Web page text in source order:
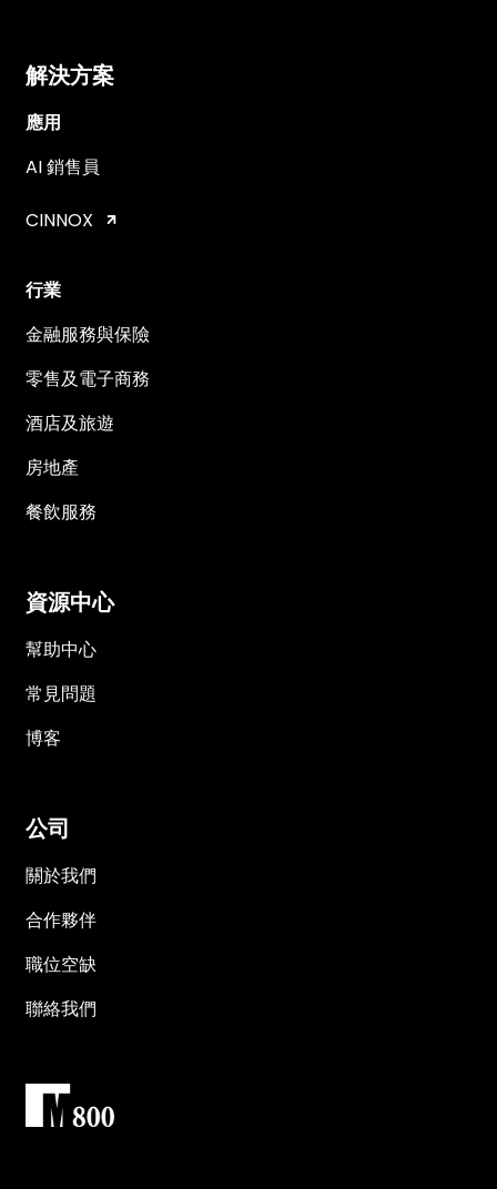
解決方案
應用
AI 銷售員
CINNOX
行業
金融服務與保險
零售及電子商務
酒店及旅遊
房地產
餐飲服務
資源中心
幫助中心
常見問題
博客
公司
關於我們
合作夥伴
職位空缺
聯絡我們